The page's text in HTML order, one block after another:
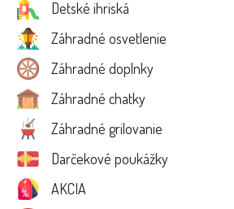
Detské ihriská
Záhradné osvetlenie
Záhradné doplnky
Záhradné chatky
Záhradné grilovanie
Darčekové poukážky
AKCIA